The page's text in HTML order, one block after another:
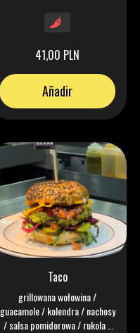
41,00 PLN
Añadir
Taco
grillowana wołowina /
guacamole / kolendra / nachosy
/ salsa pomidorowa / rukola /